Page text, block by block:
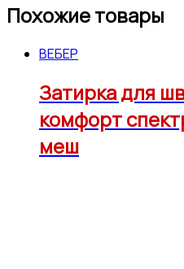
Похожие товары
ВЕБЕР
Затирка для
комфорт
меш